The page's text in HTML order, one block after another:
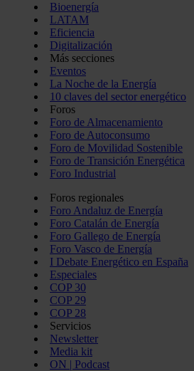
Bioenergía
LATAM
Eficiencia
Digitalización
Más secciones
Eventos
La Noche de la Energía
10 claves del sector energético
Foros
Foro de Almacenamiento
Foro de Autoconsumo
Foro de Movilidad Sostenible
Foro de Transición Energética
Foro Industrial
Foros regionales
Foro Andaluz de Energía
Foro Catalán de Energía
Foro Gallego de Energía
Foro Vasco de Energía
I Debate Energético en España
Especiales
COP 30
COP 29
COP 28
Servicios
Newsletter
Media kit
ON | Podcast